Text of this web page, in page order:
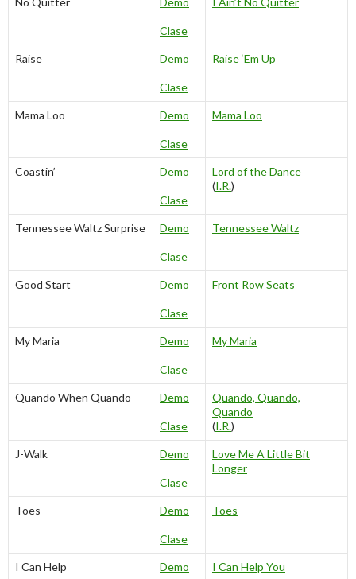
Clase
Raise Demo
Clase
Raise ‘Em Up
Mama Loo Demo
Clase
Mama Loo
Coastin’ Demo
Clase
Lord of the Dance
(I.R.)
Tennessee Waltz Surprise Demo
Clase
Tennessee Waltz
Good Start Demo
Clase
Front Row Seats
My Maria Demo
Clase
My Maria
Quando When Quando Demo
Clase
Quando, Quando,
Quando
(I.R.)
J-Walk Demo
Clase
Love Me A Little Bit
Longer
Toes Demo
Clase
Toes
I Can Help Demo I Can Help You